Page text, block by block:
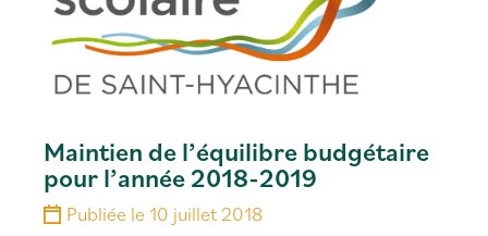
Maintien de l’équilibre budgétaire
pour l’année 2018-2019
Publiée le 10 juillet 2018